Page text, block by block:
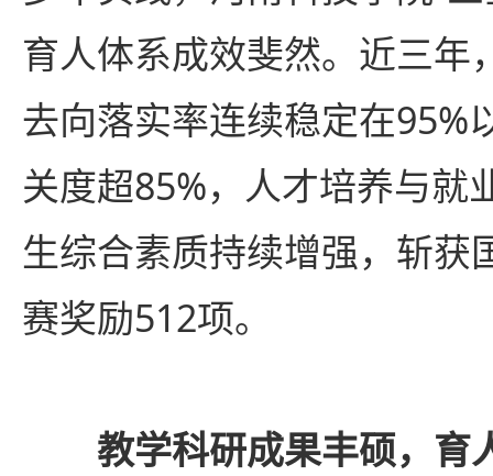
育人体系成效斐然。近三年
去向落实率连续稳定在95%
关度超85%，人才培养与就
生综合素质持续增强，斩获
赛奖励512项。
教学科研成果丰硕，育